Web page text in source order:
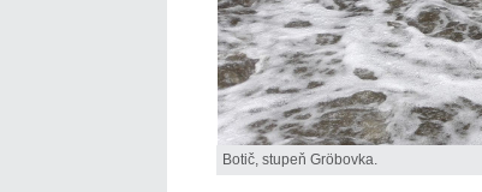
Botič, stupeň Gröbovka.